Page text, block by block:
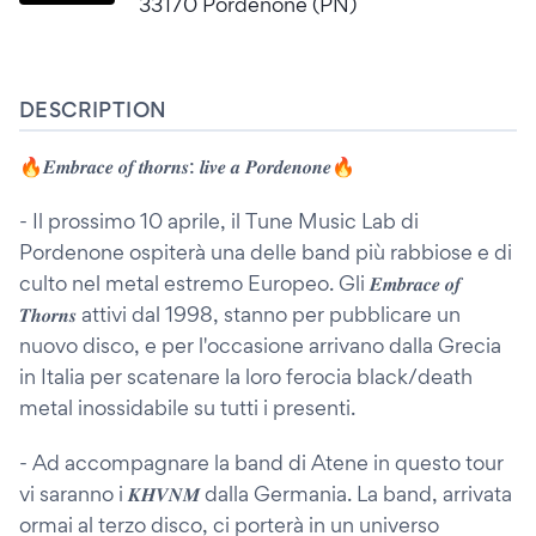
DESCRIPTION
🔥𝑬𝒎𝒃𝒓𝒂𝒄𝒆 𝒐𝒇 𝒕𝒉𝒐𝒓𝒏𝒔: 𝒍𝒊𝒗𝒆 𝒂 𝑷𝒐𝒓𝒅𝒆𝒏𝒐𝒏𝒆🔥
- Il prossimo 10 aprile, il Tune Music Lab di
Pordenone ospiterà una delle band più rabbiose e di
culto nel metal estremo Europeo. Gli 𝑬𝒎𝒃𝒓𝒂𝒄𝒆 𝒐𝒇
𝑻𝒉𝒐𝒓𝒏𝒔 attivi dal 1998, stanno per pubblicare un
nuovo disco, e per l'occasione arrivano dalla Grecia
in Italia per scatenare la loro ferocia black/death
metal inossidabile su tutti i presenti.
- Ad accompagnare la band di Atene in questo tour
vi saranno i 𝑲𝑯𝑽𝑵𝑴 dalla Germania. La band, arrivata
ormai al terzo disco, ci porterà in un universo